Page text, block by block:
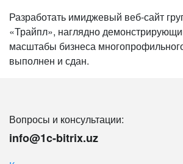
Разработать имиджевый веб-сайт
«Трайпл», наглядно
масштабы бизнеса
выполнен и сдан.
Вопросы и консультации:
info@1c-bitrix.uz